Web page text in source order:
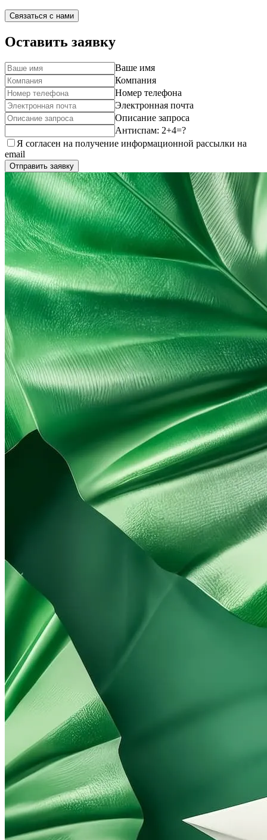
Связаться с нами
Оставить заявку
Ваше имя
Компания
Номер телефона
Электронная почта
Описание запроса
Антиспам: 2+4=?
Я согласен на получение информационной рассылки на
email
Отправить заявку